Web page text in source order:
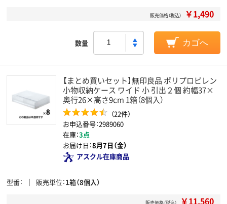
販売価格（税込） ￥1,490
数量 カゴへ
【まとめ買いセット】無印良品 ポリプロピレン
小物収納ケース ワイド 小 引出２個 約幅37×
奥行26×高さ9cm 1箱（8個入）
（22件）
お申込番号：2989060
在庫：3点
お届け日：8月7日（金）
アスクル在庫商品
型番 販売単位 1箱（8個入）
￥11,560